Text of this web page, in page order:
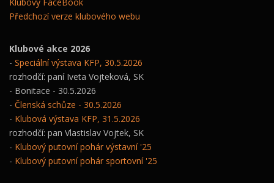
Předchozí verze klubového webu
Klubové akce 2026
- Speciální výstava KFP, 30.5.2026
rozhodčí: paní Iveta Vojteková, SK
- Bonitace - 30.5.2026
- Členská schůze - 30.5.2026
- Klubová výstava KFP, 31.5.2026
rozhodčí: pan Vlastislav Vojtek, SK
- Klubový putovní pohár výstavní '25
- Klubový putovní pohár sportovní '25